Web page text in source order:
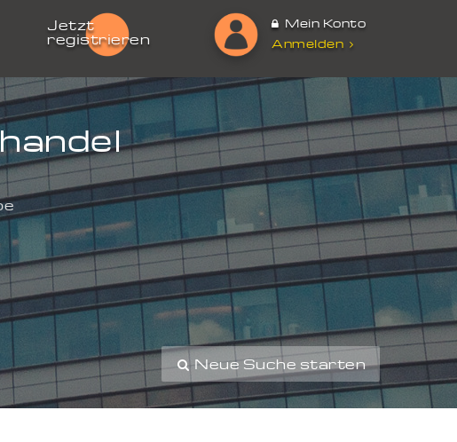
Jetzt
registrieren
Mein Konto
Anmelden
Neue Suche starten